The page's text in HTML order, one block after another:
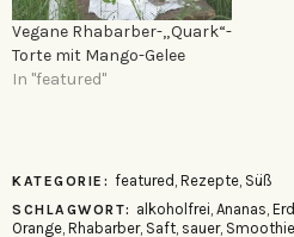
Vegane Rhabarber-„Quark“-
Torte mit Mango-Gelee
In "featured"
KATEGORIE: featured Rezepte, Süß
SCHLAGWORT: alkoholfrei Ananas
Orange Rhabarber, Saft sauer, Smoothie